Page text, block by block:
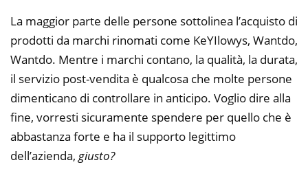
La maggior parte delle persone sottolinea l’acquisto di
prodotti da marchi rinomati come KeYIlowys, Wantdo,
Wantdo. Mentre i marchi contano, la qualità, la durata,
il servizio post-vendita è qualcosa che molte persone
dimenticano di controllare in anticipo. Voglio dire alla
fine, vorresti sicuramente spendere per quello che è
abbastanza forte e ha il supporto legittimo
dell’azienda, giusto?